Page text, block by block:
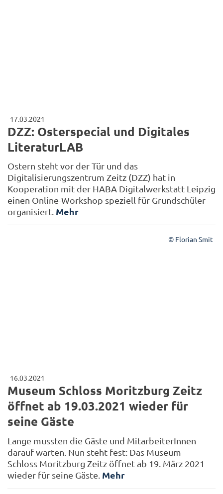
17.03.2021
DZZ: Osterspecial und Digitales
LiteraturLAB
Ostern steht vor der Tür und das
Digitalisierungszentrum Zeitz (DZZ) hat in
Kooperation mit der HABA Digitalwerkstatt Leipzig
einen Online-Workshop speziell für Grundschüler
organisiert. Mehr
© Florian Smit
16.03.2021
Museum Schloss Moritzburg Zeitz
öffnet ab 19.03.2021 wieder für
seine Gäste
Lange mussten die Gäste und MitarbeiterInnen
darauf warten. Nun steht fest: Das Museum
Schloss Moritzburg Zeitz öffnet ab 19. März 2021
wieder für seine Gäste. Mehr